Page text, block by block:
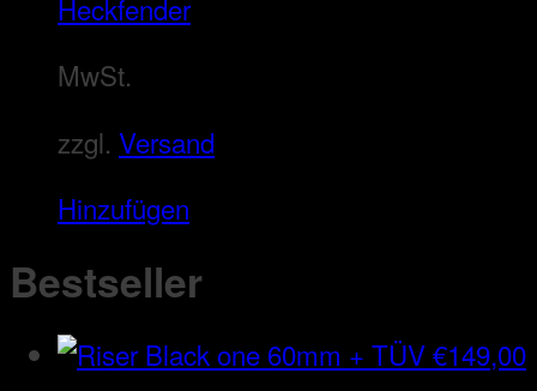
Heckfender
MwSt.
zzgl. Versand
Hinzufügen
Bestseller
€149,00